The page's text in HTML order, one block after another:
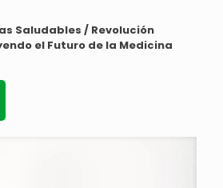
Saludables / Revolución
el Futuro de la Medicina